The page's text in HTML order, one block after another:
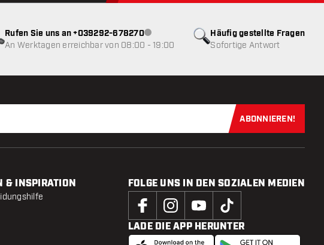
Häufig gestellte Fragen
Sofortige Antwort
Rufen Sie uns an +039292-678270Kundenservice nicht verfügbar
An Werktagen erreichbar von 08:00 - 19:00
Jetzt für
ABONNIEREN!
& INSPIRATION FOLGE UNS IN DEN SOZIALEN MEDIEN
LADE DIE APP HERUNTER